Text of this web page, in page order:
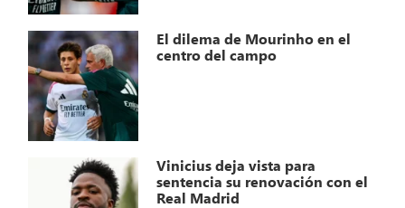
El dilema de Mourinho en el
centro del campo
Vinicius deja vista para
sentencia su renovación con el
Real Madrid